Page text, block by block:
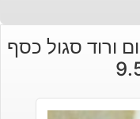
ורוד סגול כסף